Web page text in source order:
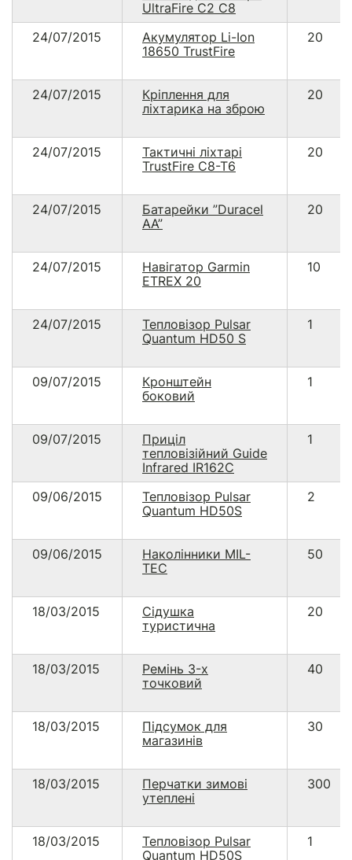
UltraFire C2 C8
24/07/2015
Акумулятор Li-Ion
18650 TrustFire
20
24/07/2015
Кріплення для
ліхтарика на зброю
20
24/07/2015
Тактичні ліхтарі
TrustFire C8-T6
20
24/07/2015
Батарейки ”Duracel
AA”
20
24/07/2015
Навігатор Garmin
ETREX 20
10
24/07/2015
Тепловізор Pulsar
Quantum HD50 S
1
09/07/2015
Кронштейн
боковий
1
09/07/2015
Приціл
тепловізійний Guide
Infrared IR162С
1
09/06/2015
Тепловізор Pulsar
Quantum HD50S
2
09/06/2015
Наколінники MIL-
TEC
50
18/03/2015
Сідушка
туристична
20
18/03/2015
Ремінь 3-х
точковий
40
18/03/2015
Підсумок для
магазинів
30
18/03/2015
Перчатки зимові
утеплені
300
18/03/2015
Тепловізор Pulsar
Quantum HD50S
1